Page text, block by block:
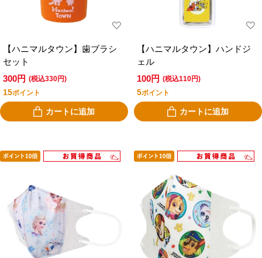
【ハニマルタウン】歯ブラシ
セット
300円 (税込330円)
15ポイント
カートに追加
【ハニマルタウン】ハンドジ
ェル
100円 (税込110円)
5ポイント
カートに追加